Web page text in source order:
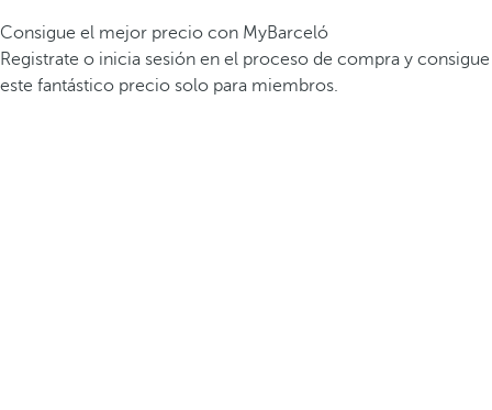
Consigue el mejor precio con MyBarceló
Registrate o inicia sesión en el proceso de compra y consigue
este fantástico precio solo para miembros.